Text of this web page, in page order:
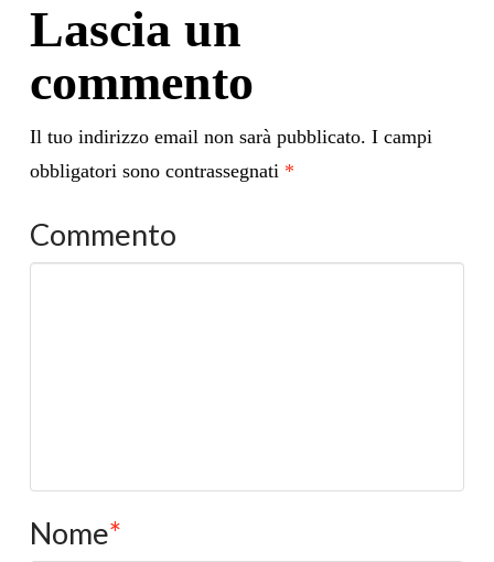
Lascia un
commento
Il tuo indirizzo email non sarà pubblicato. I campi
obbligatori sono contrassegnati *
Commento
Nome*